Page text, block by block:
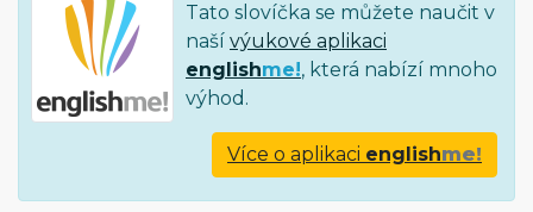
Tato slovíčka se můžete naučit v
naší výukové aplikaci
englishme!, která nabízí mnoho
výhod.
Více o aplikaci englishme!